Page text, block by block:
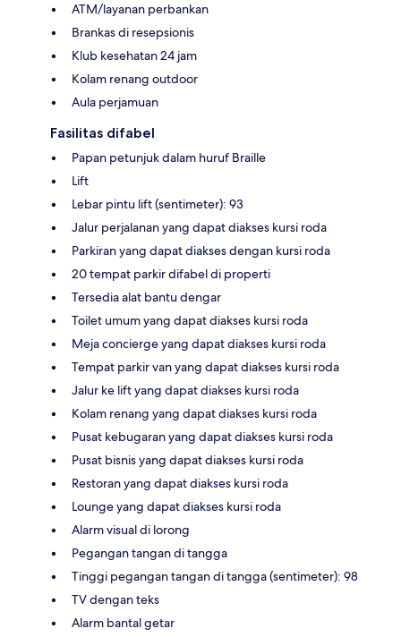
ATM/layanan perbankan
Brankas di resepsionis
Klub kesehatan 24 jam
Kolam renang outdoor
Aula perjamuan
Fasilitas difabel
Papan petunjuk dalam huruf Braille
Lift
Lebar pintu lift (sentimeter): 93
Jalur perjalanan yang dapat diakses kursi roda
Parkiran yang dapat diakses dengan kursi roda
20 tempat parkir difabel di properti
Tersedia alat bantu dengar
Toilet umum yang dapat diakses kursi roda
Meja concierge yang dapat diakses kursi roda
Tempat parkir van yang dapat diakses kursi roda
Jalur ke lift yang dapat diakses kursi roda
Kolam renang yang dapat diakses kursi roda
Pusat kebugaran yang dapat diakses kursi roda
Pusat bisnis yang dapat diakses kursi roda
Restoran yang dapat diakses kursi roda
Lounge yang dapat diakses kursi roda
Alarm visual di lorong
Pegangan tangan di tangga
Tinggi pegangan tangan di tangga (sentimeter): 98
TV dengan teks
Alarm bantal getar